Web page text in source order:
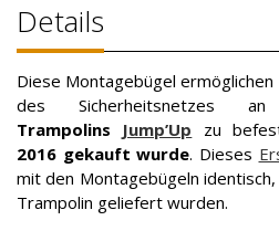
Details
Diese Montagebügel
des Sicherheitsnetzes
Trampolins Jump’Up zu
2016 gekauft wurde. Dieses
mit den Montagebügeln
Trampolin geliefert wurden.